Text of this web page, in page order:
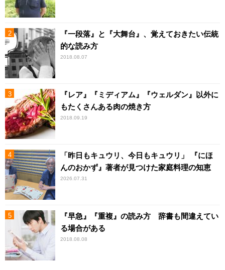
『一段落』と『大舞台』、覚えておきたい伝統
的な読み方
2018.08.07
『レア』『ミディアム』『ウェルダン』以外に
もたくさんある肉の焼き方
2018.09.19
「昨日もキュウリ、今日もキュウリ」 『にほ
んのおかず』著者が見つけた家庭料理の知恵
2026.07.31
『早急』『重複』の読み方 辞書も間違えてい
る場合がある
2018.08.08